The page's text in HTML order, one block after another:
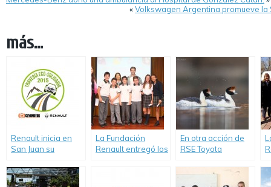
«Volkswagen Argentina promueve
más...
Renault inicia en
San Juan su
Eco Solidaria
La Fundación
Renault entregó los
En otra acción de
RSE Toyota
proyecto de «Aves